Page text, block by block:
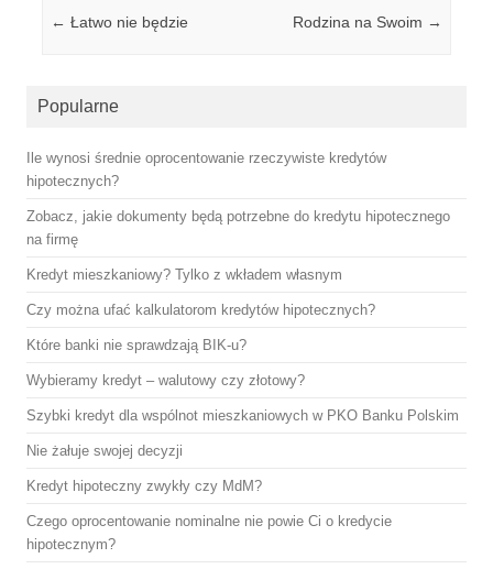
Post navigation
← Łatwo nie będzie Rodzina na Swoim →
Popularne
Ile wynosi średnie oprocentowanie rzeczywiste kredytów
hipotecznych?
Zobacz, jakie dokumenty będą potrzebne do kredytu hipotecznego
na firmę
Kredyt mieszkaniowy? Tylko z wkładem własnym
Czy można ufać kalkulatorom kredytów hipotecznych?
Które banki nie sprawdzają BIK-u?
Wybieramy kredyt – walutowy czy złotowy?
Szybki kredyt dla wspólnot mieszkaniowych w PKO Banku Polskim
Nie żałuje swojej decyzji
Kredyt hipoteczny zwykły czy MdM?
Czego oprocentowanie nominalne nie powie Ci o kredycie
hipotecznym?